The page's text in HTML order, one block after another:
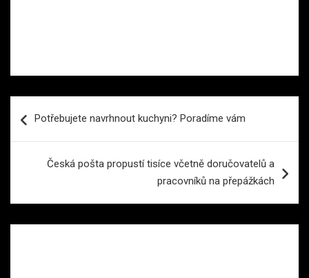
proPotřebujete navrhnout kuchyni? Poradíme vám
Česká pošta propustí tisíce včetně doručovatelů a
pracovníků na přepážkách